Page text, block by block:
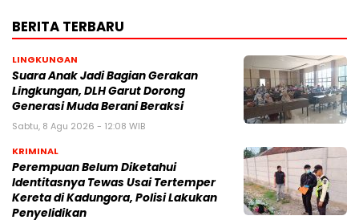
BERITA TERBARU
LINGKUNGAN
Suara Anak Jadi Bagian Gerakan
Lingkungan, DLH Garut Dorong
Generasi Muda Berani Beraksi
Sabtu, 8 Agu 2026 - 12:08 WIB
KRIMINAL
Perempuan Belum Diketahui
Identitasnya Tewas Usai Tertemper
Kereta di Kadungora, Polisi Lakukan
Penyelidikan